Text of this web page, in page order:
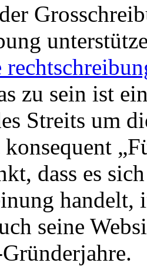
zu sein ist
Streits um
dass es
handelt,
seine